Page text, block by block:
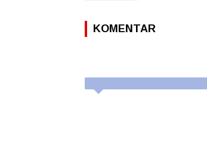
KOMENTAR